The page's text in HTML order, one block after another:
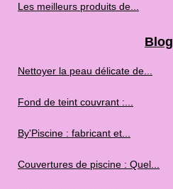
Les meilleurs produits de...
Blog
Nettoyer la peau délicate de...
Fond de teint couvrant :...
By'Piscine : fabricant et...
Couvertures de piscine : Quel...